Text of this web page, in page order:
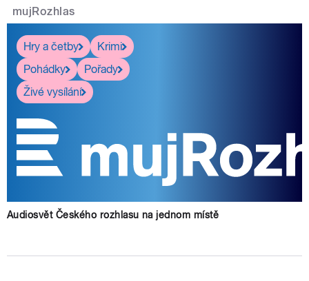
mujRozhlas
Hry a četby
Krimi
Pohádky
Pořady
Živé vysílání
Audiosvět Českého rozhlasu na jednom místě